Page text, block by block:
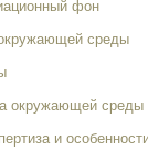
фон
среды
окружающей среды
и